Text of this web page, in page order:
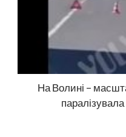
На Волині –